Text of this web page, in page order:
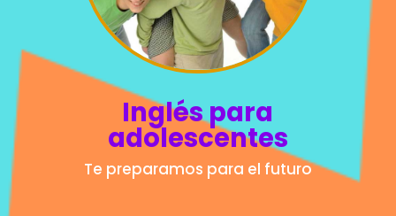
Inglés para
adolescentes
Te preparamos para el futuro